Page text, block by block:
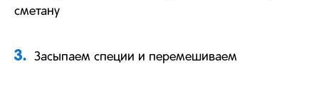
сметану
3. Засыпаем специи и перемешиваем